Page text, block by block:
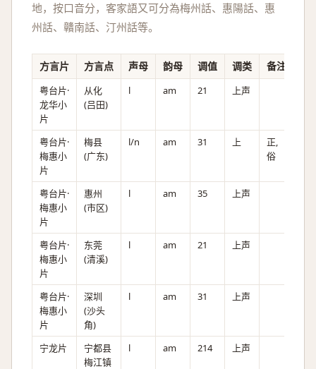
地，按口音分，客家語又可分為梅州話、惠陽話、惠
州話、贛南話、汀州話等。
方言片 方言点 声母 韵母 调值 调类 备注
粤台片·
龙华小
片
从化
(吕田)
l am 21 上声
粤台片·
梅惠小
片
梅县
(广东)
l/n am 31 上
正,
俗
粤台片·
梅惠小
片
惠州
(市区)
l am 35 上声
粤台片·
梅惠小
片
东莞
(清溪)
l am 21 上声
粤台片·
梅惠小
片
深圳
(沙头
角)
l am 31 上声
宁龙片
宁都县
梅江镇
l am 214 上声